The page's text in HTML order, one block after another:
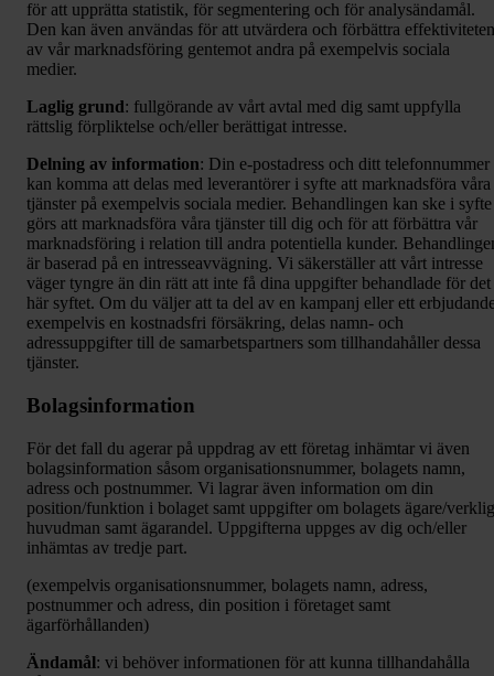
för att upprätta statistik, för segmentering och för analysändamål.
Den kan även användas för att utvärdera och förbättra effektiviteten
av vår marknadsföring gentemot andra på exempelvis sociala
medier.
Laglig grund: fullgörande av vårt avtal med dig samt uppfylla
rättslig förpliktelse och/eller berättigat intresse.
Delning av information: Din e-postadress och ditt telefonnummer
kan komma att delas med leverantörer i syfte att marknadsföra våra
tjänster på exempelvis sociala medier. Behandlingen kan ske i syfte
görs att marknadsföra våra tjänster till dig och för att förbättra vår
marknadsföring i relation till andra potentiella kunder.
är baserad på en intresseavvägning. Vi säkerställer att vårt intresse
väger tyngre än din rätt att inte få dina uppgifter behandlade för det
här syftet. Om du väljer att ta del av en kampanj eller ett
exempelvis en kostnadsfri försäkring, delas namn- och
adressuppgifter till de samarbetspartners som tillhandahåller dessa
tjänster.
Bolagsinformation
För det fall du agerar på uppdrag av ett företag inhämtar vi även
bolagsinformation såsom organisationsnummer, bolagets namn,
adress och postnummer. Vi lagrar även information om din
position/funktion i bolaget samt uppgifter om bolagets ägare/verklig
huvudman samt ägarandel. Uppgifterna uppges av dig och/eller
inhämtas av tredje part.
(exempelvis organisationsnummer, bolagets namn, adress,
postnummer och adress, din position i företaget samt
ägarförhållanden)
Ändamål: vi behöver informationen för att kunna tillhandahålla